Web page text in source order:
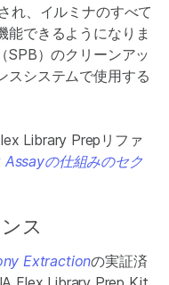
れ、イルミナのすべて
能できるようになりま
SPB）のクリーンアッ
スシステムで使用する
Library Prepリファ
の仕組みのセク
ス
Extractionの実証済